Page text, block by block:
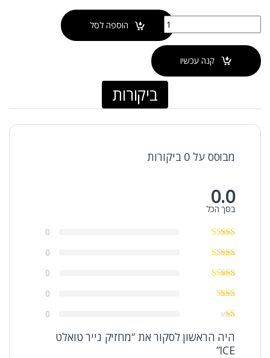
כמות של מחזיק נייר טואלט ICE הוספה לסל
קנה עכשיו
ביקורות
מבוסס על 0 ביקורות
0.0
בסך הכל
0
0
0
0
0
היה הראשון לסקור את “מחזיק נייר טואלט
ICE”